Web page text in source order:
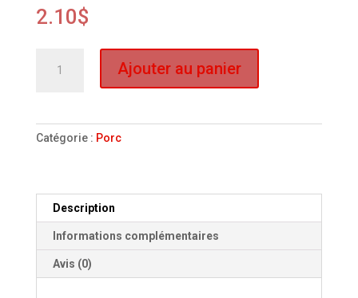
2.10$
DE
PORC
MIEL
Ajouter au panier
Catégorie : Porc
Description
Informations complémentaires
Avis (0)